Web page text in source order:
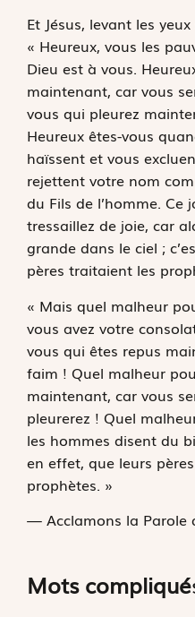
Et Jésus, levant les
« Heureux, vous les
Dieu est à vous.
maintenant, car vous
vous qui pleurez
Heureux êtes-vous
haïssent et vous
rejettent votre nom
du Fils de l’homme. Ce
tressaillez de joie, car
grande dans le ciel ;
pères traitaient les
« Mais quel malheur
vous avez votre
vous qui êtes repus
faim ! Quel malheur
maintenant, car vous
pleurerez ! Quel
les hommes disent du
en effet, que leurs
prophètes. »
— Acclamons la Parole
Mots compliqué